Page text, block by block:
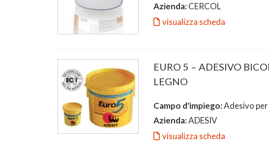
Azienda:CERCOL
visualizza scheda
EURO 5 – ADESIVO
LEGNO
Campo d'impiego:Adesivo
Azienda:ADESIV
visualizza scheda